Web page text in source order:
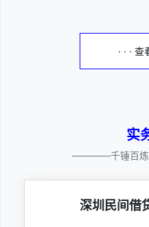
· · · 查
实
————千锤百
深圳民间借